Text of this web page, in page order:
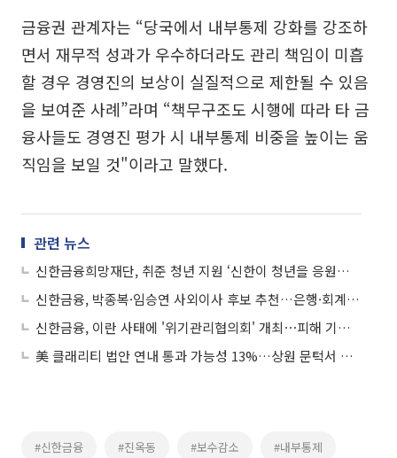
금융권 관계자는 “당국에서 내부통제 강화를 강조하
면서 재무적 성과가 우수하더라도 관리 책임이 미흡
할 경우 경영진의 보상이 실질적으로 제한될 수 있음
을 보여준 사례”라며 “책무구조도 시행에 따라 타 금
융사들도 경영진 평가 시 내부통제 비중을 높이는 움
직임을 보일 것"이라고 말했다.
관련 뉴스
신한금융희망재단, 취준 청년 지원 ‘신한이 청년을 응원해’ 모집
신한금융, 박종복·임승연 사외이사 후보 추천…은행·회계 전문성 보강
신한금융, 이란 사태에 '위기관리협의회' 개최⋯피해 기업 금융지원
美 클래리티 법안 연내 통과 가능성 13%…상원 문턱서 제동
#신한금융 #진옥동 #보수감소 #내부통제